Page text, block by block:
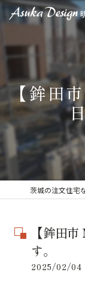
【鉾田
【鉾田
す。
2025/02/04